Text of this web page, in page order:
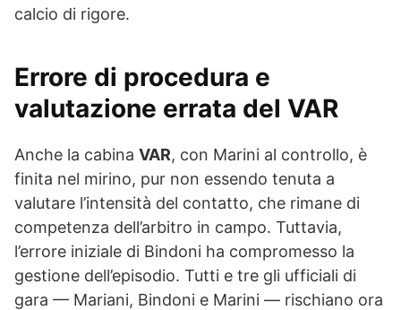
calcio di rigore.
Errore di procedura e
valutazione errata del VAR
Anche la cabina VAR, con Marini al controllo, è
finita nel mirino, pur non essendo tenuta a
valutare l’intensità del contatto, che rimane di
competenza dell’arbitro in campo. Tuttavia,
l’errore iniziale di Bindoni ha compromesso la
gestione dell’episodio. Tutti e tre gli ufficiali di
gara — Mariani, Bindoni e Marini — rischiano ora